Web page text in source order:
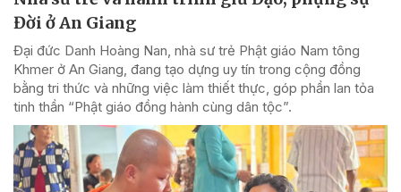
Đời ở An Giang
Đại đức Danh Hoàng Nan, nhà sư trẻ Phật giáo Nam tông
Khmer ở An Giang, đang tạo dựng uy tín trong cộng đồng
bằng tri thức và những việc làm thiết thực, góp phần lan tỏa
tinh thần “Phật giáo đồng hành cùng dân tộc”.